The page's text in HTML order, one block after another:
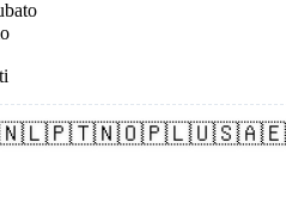
🇳🇱🇵🇹🇳🇴🇵🇱🇺🇸🇦🇪